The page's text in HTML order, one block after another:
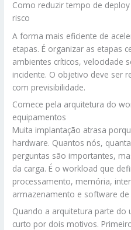
Como reduzir tempo de
risco
A forma mais eficiente de
etapas. É organizar as etapas
ambientes críticos, velocidade
incidente. O objetivo deve ser
com previsibilidade.
Comece pela arquitetura do
equipamentos
Muita implantação atrasa
hardware. Quantos nós,
perguntas são importantes,
da carga. É o workload que
processamento, memória,
armazenamento e software de
Quando a arquitetura parte do
curto por dois motivos.